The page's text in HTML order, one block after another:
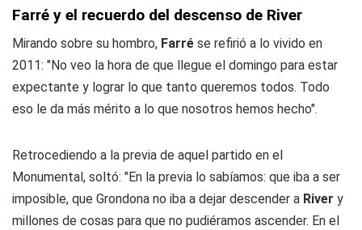
Farré y el recuerdo del descenso de River
Mirando sobre su hombro, Farré se refirió a lo vivido en
2011: "No veo la hora de que llegue el domingo para estar
expectante y lograr lo que tanto queremos todos. Todo
eso le da más mérito a lo que nosotros hemos hecho".
Retrocediendo a la previa de aquel partido en el
Monumental, soltó: "En la previa lo sabíamos: que iba a ser
imposible, que Grondona no iba a dejar descender a River y
millones de cosas para que no pudiéramos ascender. En el